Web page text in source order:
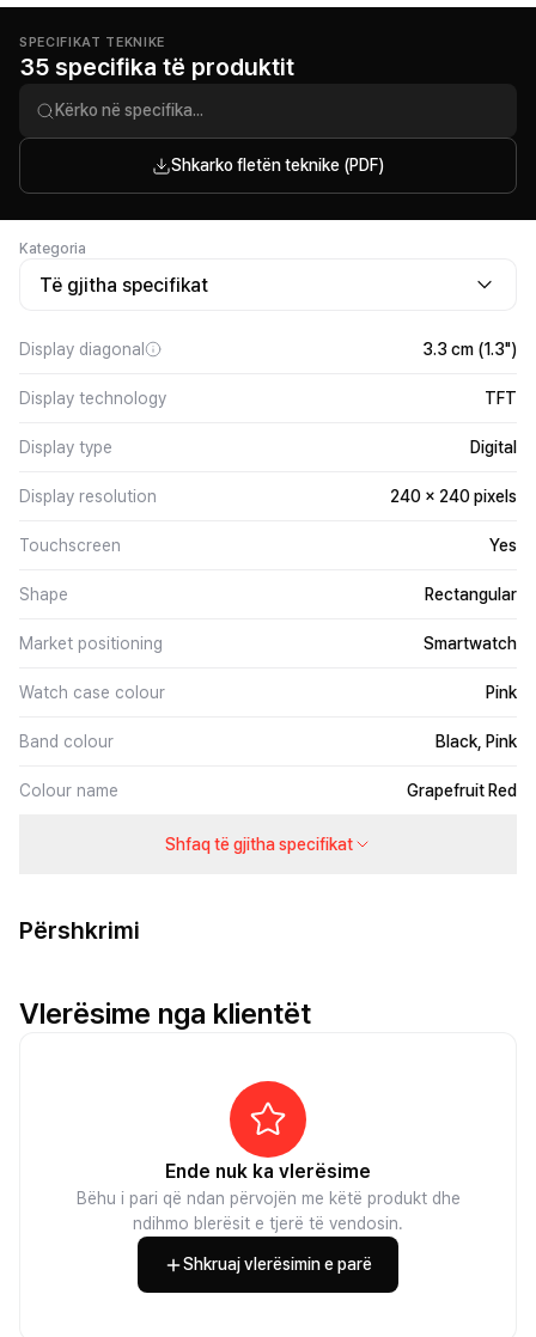
SPECIFIKAT TEKNIKE
35 specifika të produktit
Shkarko fletën teknike (PDF)
Kategoria
Të gjitha specifikat
Display diagonal 3.3 cm (1.3")
Display technology TFT
Display type Digital
Display resolution 240 x 240 pixels
Touchscreen Yes
Shape Rectangular
Market positioning Smartwatch
Watch case colour Pink
Band colour Black, Pink
Colour name Grapefruit Red
Shfaq të gjitha specifikat
Përshkrimi
Vlerësime nga klientët
Ende nuk ka vlerësime
Bëhu i pari që ndan përvojën me këtë produkt dhe
ndihmo blerësit e tjerë të vendosin.
Shkruaj vlerësimin e parë